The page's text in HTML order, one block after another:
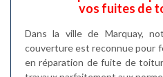
vos fuites de
Dans la ville de Marquay,
couverture est reconnue pour
en réparation de fuite de